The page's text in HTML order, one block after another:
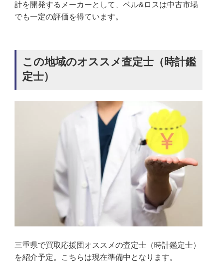
計を開発するメーカーとして、ベル&ロスは中古市場
でも一定の評価を得ています。
この地域のオススメ査定士（時計鑑
定士）
三重県で買取応援団オススメの査定士（時計鑑定士）
を紹介予定。こちらは現在準備中となります。